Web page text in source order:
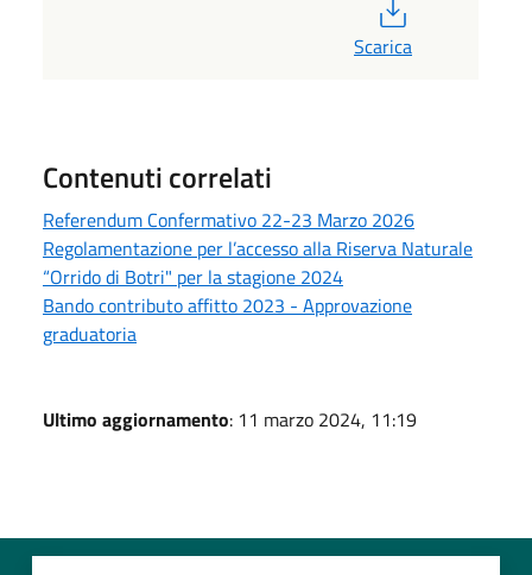
Scarica
Contenuti correlati
Referendum Confermativo 22-23 Marzo 2026
Regolamentazione per l’accesso alla Riserva Naturale
“Orrido di Botri" per la stagione 2024
Bando contributo affitto 2023 - Approvazione
graduatoria
Ultimo aggiornamento: 11 marzo 2024, 11:19